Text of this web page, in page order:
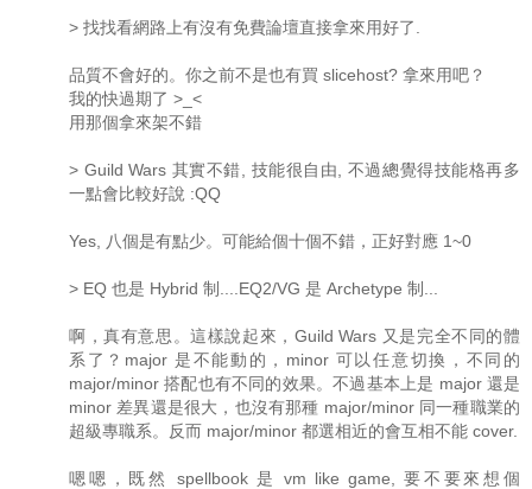
> 找找看網路上有沒有免費論壇直接拿來用好了.
品質不會好的。你之前不是也有買 slicehost? 拿來用吧？
我的快過期了 >_<
用那個拿來架不錯
> Guild Wars 其實不錯, 技能很自由, 不過總覺得技能格再多
一點會比較好說 :QQ
Yes, 八個是有點少。可能給個十個不錯，正好對應 1~0
> EQ 也是 Hybrid 制....EQ2/VG 是 Archetype 制...
啊，真有意思。這樣說起來，Guild Wars 又是完全不同的體
系了？major 是不能動的，minor 可以任意切換，不同的
major/minor 搭配也有不同的效果。不過基本上是 major 還是
minor 差異還是很大，也沒有那種 major/minor 同一種職業的
超級專職系。反而 major/minor 都選相近的會互相不能 cover.
嗯嗯，既然 spellbook 是 vm like game, 要不要來想個